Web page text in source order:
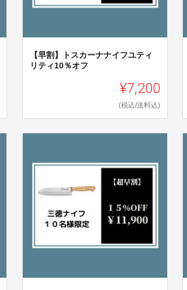
【早割】トスカーナナイフユティ
リティ10％オフ
¥7,200
(税込/送料込)